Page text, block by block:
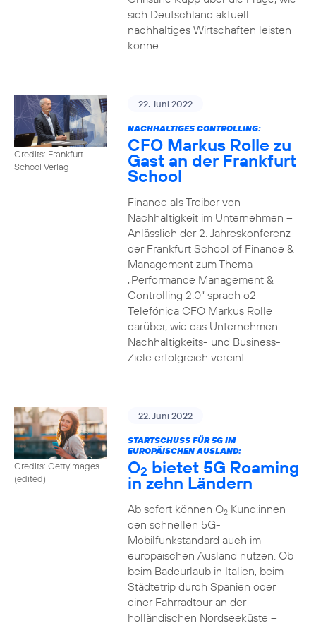
sich Deutschland aktuell
nachhaltiges Wirtschaften leisten
könne.
Credits: Frankfurt
School Verlag
22. Juni 2022
NACHHALTIGES CONTROLLING:
CFO Markus Rolle zu
Gast an der Frankfurt
School
Finance als Treiber von
Nachhaltigkeit im Unternehmen –
Anlässlich der 2. Jahreskonferenz
der Frankfurt School of Finance &
Management zum Thema
„Performance Management &
Controlling 2.0“ sprach o2
Telefónica CFO Markus Rolle
darüber, wie das Unternehmen
Nachhaltigkeits- und Business-
Ziele erfolgreich vereint.
Credits: Gettyimages
(edited)
22. Juni 2022
STARTSCHUSS FÜR 5G IM
EUROPÄISCHEN AUSLAND:
O2 bietet 5G Roaming
in zehn Ländern
Ab sofort können O2Kund:innen
den schnellen 5G-
Mobilfunkstandard auch im
europäischen Ausland nutzen. Ob
beim Badeurlaub in Italien, beim
Städtetrip durch Spanien oder
einer Fahrradtour an der
holländischen Nordseeküste –